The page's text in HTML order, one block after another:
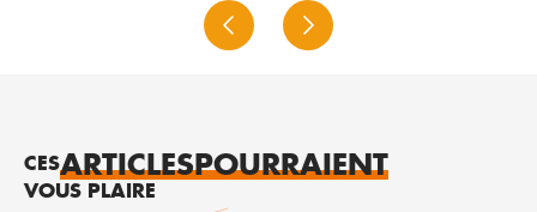
CESARTICLESPOURRAIENT
VOUS PLAIRE